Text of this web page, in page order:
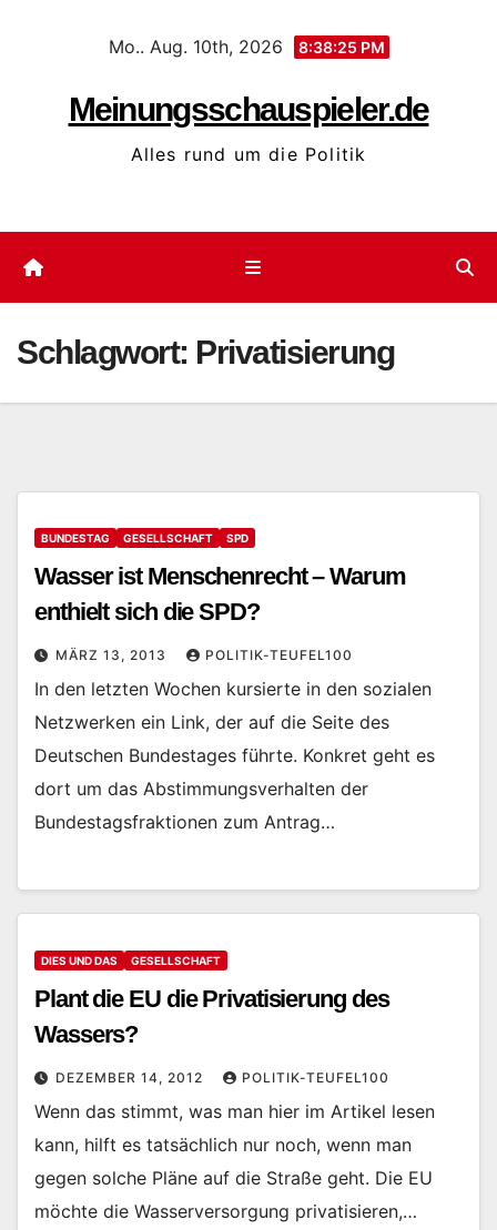
Mo.. Aug. 10th, 2026 8:38:25 PM
Meinungsschauspieler.de
Alles rund um die Politik
Schlagwort: Privatisierung
BUNDESTAG GESELLSCHAFT SPD
Wasser ist Menschenrecht – Warum
enthielt sich die SPD?
MÄRZ 13, 2013 POLITIK-TEUFEL100
In den letzten Wochen kursierte in den sozialen
Netzwerken ein Link, der auf die Seite des
Deutschen Bundestages führte. Konkret geht es
dort um das Abstimmungsverhalten der
Bundestagsfraktionen zum Antrag…
DIES UND DAS GESELLSCHAFT
Plant die EU die Privatisierung des
Wassers?
DEZEMBER 14, 2012 POLITIK-TEUFEL100
Wenn das stimmt, was man hier im Artikel lesen
kann, hilft es tatsächlich nur noch, wenn man
gegen solche Pläne auf die Straße geht. Die EU
möchte die Wasserversorgung privatisieren,…